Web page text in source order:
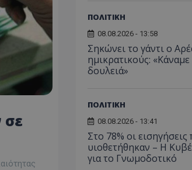
σε
ΠΟΛΙΤΙΚΗ
08.08.2026 - 13:58
Σηκώνει το γάντι ο
ημικρατικούς: «Κάναμε
δουλειά»
ΠΟΛΙΤΙΚΗ
08.08.2026 - 13:41
Στο 78% οι εισηγήσεις
υιοθετήθηκαν – Η
για το Γνωμοδοτικό